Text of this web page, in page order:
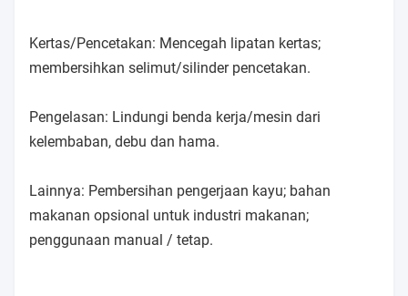
Kertas/Pencetakan: Mencegah lipatan kertas;
membersihkan selimut/silinder pencetakan.
Pengelasan: Lindungi benda kerja/mesin dari
kelembaban, debu dan hama.
Lainnya: Pembersihan pengerjaan kayu; bahan
makanan opsional untuk industri makanan;
penggunaan manual / tetap.